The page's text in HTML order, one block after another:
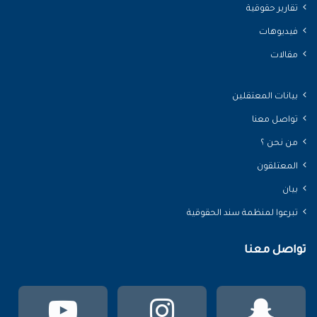
تقارير حقوقية
فيديوهات
مقالات
بيانات المعتقلين
تواصل معنا
من نحن ؟
المعتلقون
بيان
تبرعوا لمنظمة سند الحقوقية
تواصل معنا
انستقرام